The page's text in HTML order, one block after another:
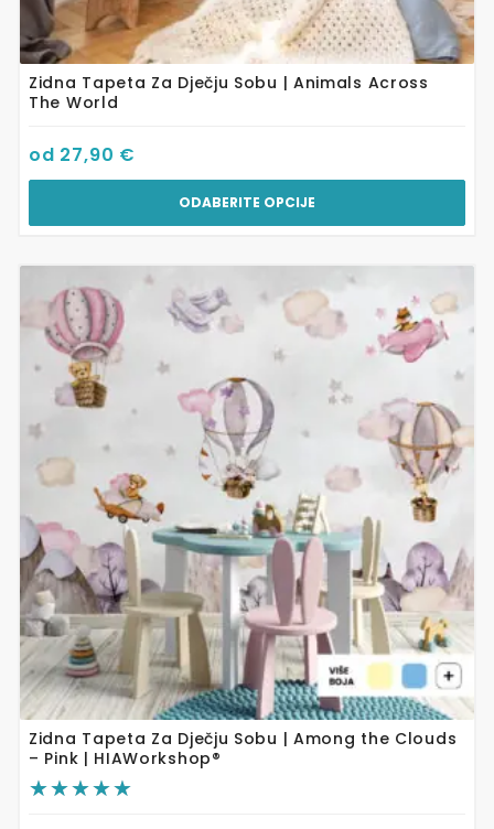
Zidna Tapeta Za Dječju Sobu | Animals Across
The World
od 27,90 €
ODABERITE OPCIJE
Zidna Tapeta Za Dječju Sobu | Among the Clouds
– Pink | HIAWorkshop®
proizvod
ima
više
varijanti.
Opcije
se
odabrati
na
stranici
proizvoda